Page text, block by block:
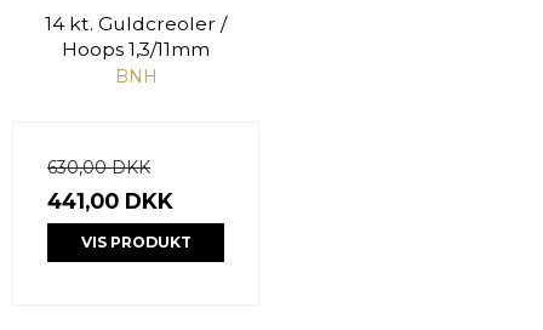
14 kt. Guldcreoler /
Hoops 1,3/11mm
BNH
630,00 DKK
441,00 DKK
VIS PRODUKT